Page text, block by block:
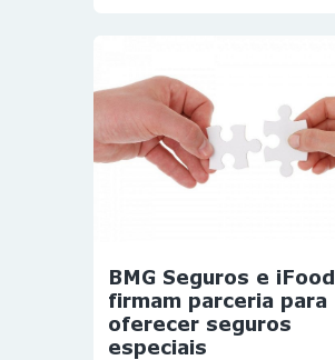
BMG Seguros e iFood
firmam parceria para
oferecer seguros
especiais